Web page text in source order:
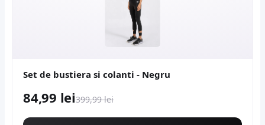
Set de bustiera si colanti - Negru
84,99 lei399,99 lei